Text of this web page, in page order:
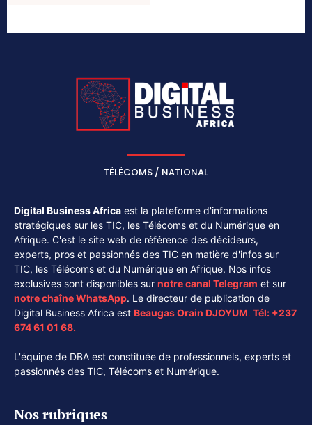
TÉLÉCOMS / NATIONAL
Digital Business Africa est la plateforme d'informations
stratégiques sur les TIC, les Télécoms et du Numérique en
Afrique. C'est le site web de référence des décideurs,
experts, pros et passionnés des TIC en matière d'infos sur
TIC, les Télécoms et du Numérique en Afrique. Nos infos
exclusives sont disponibles sur notre canal Telegram et sur
notre chaîneWhatsApp. Le directeur de publication de
Digital Business Africa est Beaugas Orain DJOYUM. Tél: +237
674 61 01 68.
L'équipe de DBA est constituée de professionnels, experts et
passionnés des TIC, Télécoms et Numérique.
Nos rubriques